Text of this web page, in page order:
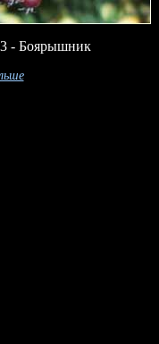
- Боярышник